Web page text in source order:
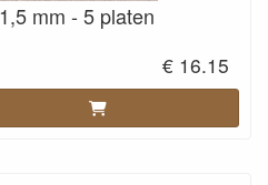
mm - 5 platen
€ 16.15